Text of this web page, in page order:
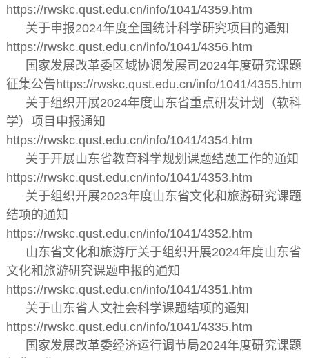
https://rwskc.qust.edu.cn/info/1041/4359.htm
关于申报2024年度全国统计科学研究项目的通知
https://rwskc.qust.edu.cn/info/1041/4356.htm
国家发展改革委区域协调发展司2024年度研究课题
征集公告https://rwskc.qust.edu.cn/info/1041/4355.htm
关于组织开展2024年度山东省重点研发计划（软科
学）项目申报通知
https://rwskc.qust.edu.cn/info/1041/4354.htm
关于开展山东省教育科学规划课题结题工作的通知
https://rwskc.qust.edu.cn/info/1041/4353.htm
关于组织开展2023年度山东省文化和旅游研究课题
结项的通知
https://rwskc.qust.edu.cn/info/1041/4352.htm
山东省文化和旅游厅关于组织开展2024年度山东省
文化和旅游研究课题申报的通知
https://rwskc.qust.edu.cn/info/1041/4351.htm
关于山东省人文社会科学课题结项的通知
https://rwskc.qust.edu.cn/info/1041/4335.htm
国家发展改革委经济运行调节局2024年度研究课题